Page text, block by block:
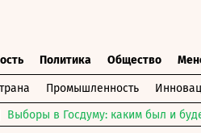
Политика Общество
Промышленность
Выборы в Госдуму: каким был и